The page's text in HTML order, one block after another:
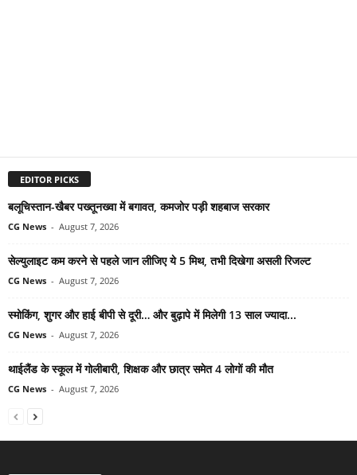
EDITOR PICKS
बलूचिस्तान-खैबर पख्तूनख्वा में बगावत, कमजोर पड़ी शहबाज सरकार
CG News - August 7, 2026
सेल्युलाइट कम करने से पहले जान लीजिए ये 5 मिथ, तभी दिखेगा असली रिजल्ट
CG News - August 7, 2026
स्मोकिंग, शुगर और हाई बीपी से दूरी… और बुढ़ापे में मिलेगी 13 साल ज्यादा...
CG News - August 7, 2026
थाईलैंड के स्कूल में गोलीबारी, शिक्षक और छात्र समेत 4 लोगों की मौत
CG News - August 7, 2026